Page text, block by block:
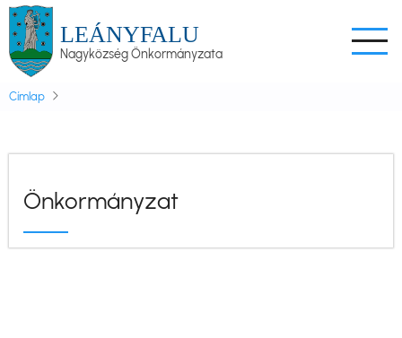
Ugrás
tartalomra
LEÁNYFALU
Nagyközség Önkormányzata
Címlap
Önkormányzat